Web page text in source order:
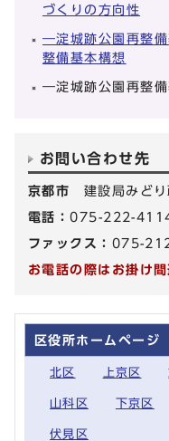
づくりの方向性
―淀城跡公園再整
整備基本構想
―淀城跡公園再整
お問い合わせ先
京都市 建設局みど
電話：075-222-
ファックス： 075-
お電話の際はお掛け
区役所ホームページ
北区 上京区
山科区 下京区
伏見区